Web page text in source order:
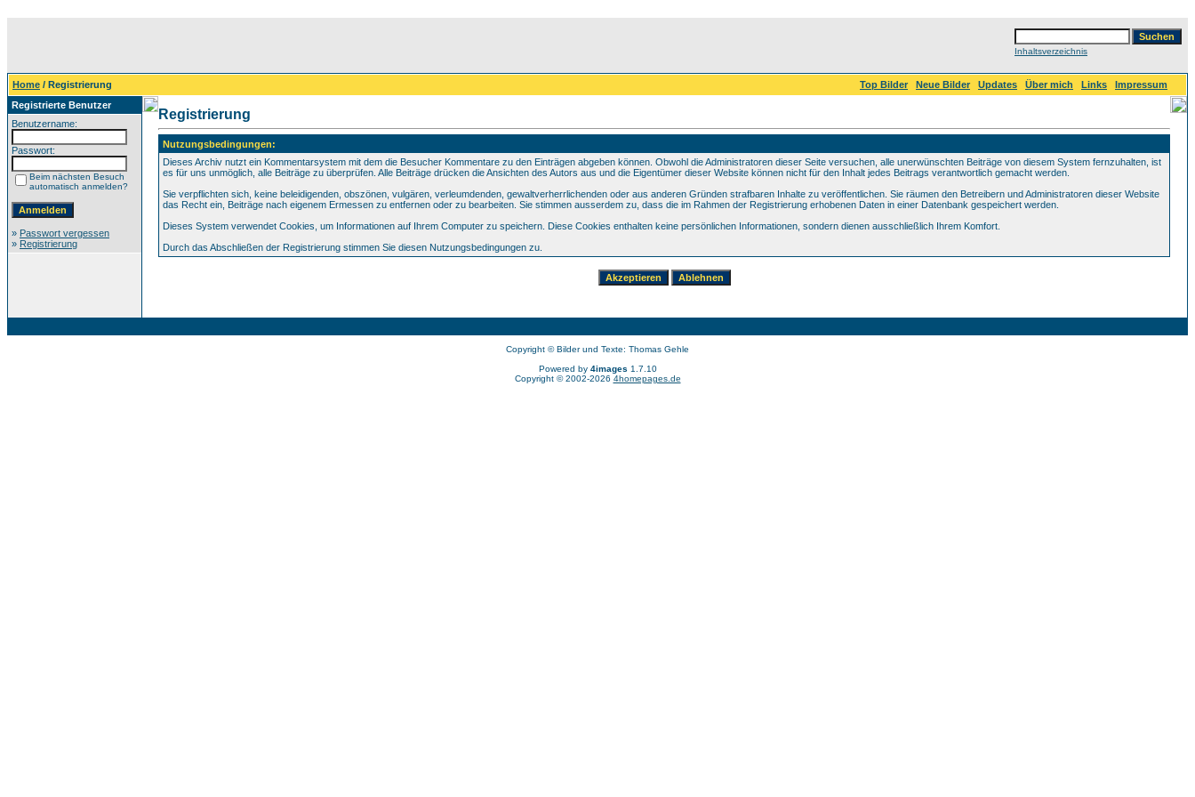
Inhaltsverzeichnis
Home / Registrierung Top Bilder Neue Bilder Updates Über mich Links
Impressum
Registrierte Benutzer
Benutzername:
Passwort:
Beim nächsten Besuch
automatisch anmelden?
» Passwort vergessen
» Registrierung
Registrierung
Nutzungsbedingungen:
Dieses Archiv nutzt ein Kommentarsystem mit dem die Besucher Kommentare zu den Einträgen abgeben können. Obwohl die Administratoren dieser Seite versuchen, alle unerwünschten Beiträge von diesem System fernzuhalten, ist
es für uns unmöglich, alle Beiträge zu überprüfen. Alle Beiträge drücken die Ansichten des Autors aus und die Eigentümer dieser Website können nicht für den Inhalt jedes Beitrags verantwortlich gemacht werden.
Sie verpflichten sich, keine beleidigenden, obszönen, vulgären, verleumdenden, gewaltverherrlichenden oder aus anderen Gründen strafbaren Inhalte zu veröffentlichen. Sie räumen den Betreibern und Administratoren dieser Website
das Recht ein, Beiträge nach eigenem Ermessen zu entfernen oder zu bearbeiten. Sie stimmen ausserdem zu, dass die im Rahmen der Registrierung erhobenen Daten in einer Datenbank gespeichert werden.
Dieses System verwendet Cookies, um Informationen auf Ihrem Computer zu speichern. Diese Cookies enthalten keine persönlichen Informationen, sondern dienen ausschließlich Ihrem Komfort.
Durch das Abschließen der Registrierung stimmen Sie diesen Nutzungsbedingungen zu.
Copyright © Bilder und Texte: Thomas Gehle
Powered by 4images 1.7.10
Copyright © 2002-2026 4homepages.de